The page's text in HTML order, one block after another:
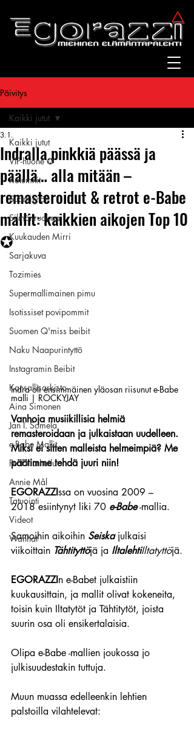
Päivitys
Kaikki jutut
VIP-huone ✪
Kolumnit
Suomitytöt
Silmänruokaa
Kuukauden Mirri
Sarjakuva
Tozimies
Supermallimainen pimu
Isotissiset povipommit
Suomen Q'miss beibit
Naku Naapurintyttö
Instagramin Beibit
Kansallisarkisto
Aina Simonen
Jan I. Somela
e-Babe Mallit
Penkkiurheilu
Annie Mål
Tatuointi
Videot
Wanhat
Kaikki jutut
Indralla pinkkiä päässä ja
päällä… alla mitään –
remasteroidut & retrot e-Babe
mallit: kaikkien aikojen Top 10
✪
3.1.
Indra oli ensimmäinen yläosan riisunut e-Babe
malli | ROCKYJAY
Vanhoja musiikillisia helmiä
remasteroidaan ja julkaistaan uudelleen.
Miksi ei sitten malleista helmeimpiä? Me
päätimme tehdä juuri niin!
EGORAZZIssa on vuosina 2009 –
2018 esiintynyt liki 70 e-Babe -mallia.
Samoihin aikoihin Seiska julkaisi
viikoittain Tähtityttöjä ja IltalehtiIltatyttöjä.
EGORAZZIn e-Babet julkaistiin
kuukausittain, ja mallit olivat kokeneita,
toisin kuin Iltatytöt ja Tähtitytöt, joista
suurin osa oli ensikertalaisia.
Olipa e-Babe -mallien joukossa jo
julkisuudestakin tuttuja.
Muun muassa edelleenkin lehtien
palstoilla vilahtelevat: